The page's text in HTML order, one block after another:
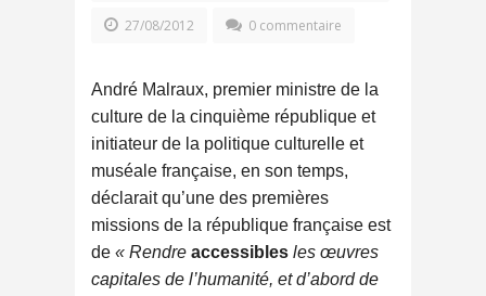
27/08/2012 0 commentaire
André Malraux, premier ministre de la
culture de la cinquième république et
initiateur de la politique culturelle et
muséale française, en son temps,
déclarait qu’une des premières
missions de la république française est
de « Rendre accessibles les œuvres
capitales de l’humanité, et d’abord de